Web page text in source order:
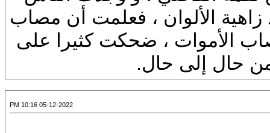
الألوان ، فعلمت أن مصاب
الأموات ، ضحكت كثيرا على
من حال إلى حال.
05-12-2022 10:16 PM